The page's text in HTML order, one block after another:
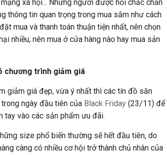
xã hội... Những người được hỏi chắc chắn
thông tin quan trọng trong mua sắm như cách
mua và thanh toán thuận tiện nhất, nên chọn
nhiều, nên mua ở cửa hàng nào hay mua sản
chương trình giảm giá
giảm giá đẹp, vừa ý nhất thì các tín đồ săn
ngày đầu tiên của Black Friday (23/11) để
tay vào các sản phẩm ưu đãi.
size phổ biến thường sẽ hết đầu tiên, do
càng có nhiều cơ hội trở thành chủ nhân của